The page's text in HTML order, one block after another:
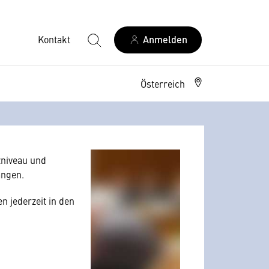
Kontakt Anmelden
Österreich
und
jederzeit in den